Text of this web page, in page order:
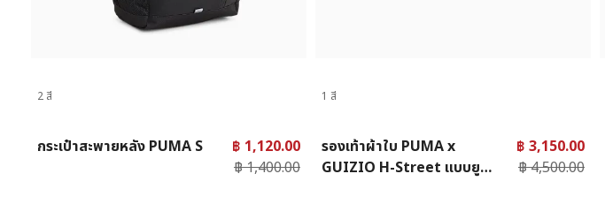
2 สี
กระเป๋าสะพายหลัง PUMA S
฿ 1,120.00
฿ 1,400.00
1 สี
รองเท้าผ้าใบ PUMA x
GUIZIO H-Street แบบยูนิ
฿ 3,150.00
฿ 4,500.00